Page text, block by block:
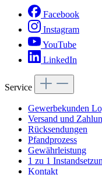
Facebook
Instagram
YouTube
LinkedIn
Service
Gewerbekunden
Versand und
Rücksendungen
Pfandprozess
Gewährleistung
1 zu 1
Kontakt